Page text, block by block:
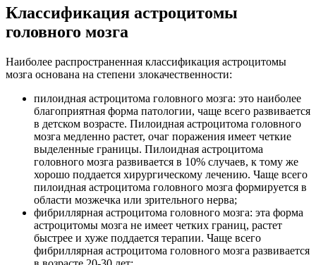
Классификация астроцитомы
головного мозга
Наиболее распространенная классификация астроцитомы
мозга основана на степени злокачественности:
пилоидная астроцитома головного мозга: это наиболее
благоприятная форма патологии, чаще всего развивается
в детском возрасте. Пилоидная астроцитома головного
мозга медленно растет, очаг поражения имеет четкие
выделенные границы. Пилоидная астроцитома
головного мозга развивается в 10% случаев, к тому же
хорошо поддается хирургическому лечению. Чаще всего
пилоидная астроцитома головного мозга формируется в
области мозжечка или зрительного нерва;
фибриллярная астроцитома головного мозга: эта форма
астроцитомы мозга не имеет четких границ, растет
быстрее и хуже поддается терапии. Чаще всего
фибриллярная астроцитома головного мозга развивается